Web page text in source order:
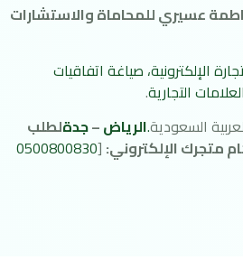
عسيري للمحاماة والاستشارات
الإلكترونية، صياغة اتفاقيات
التجارية.
السعودية.الرياض–جدةلطلب
متجرك الإلكتروني: [
0500800830